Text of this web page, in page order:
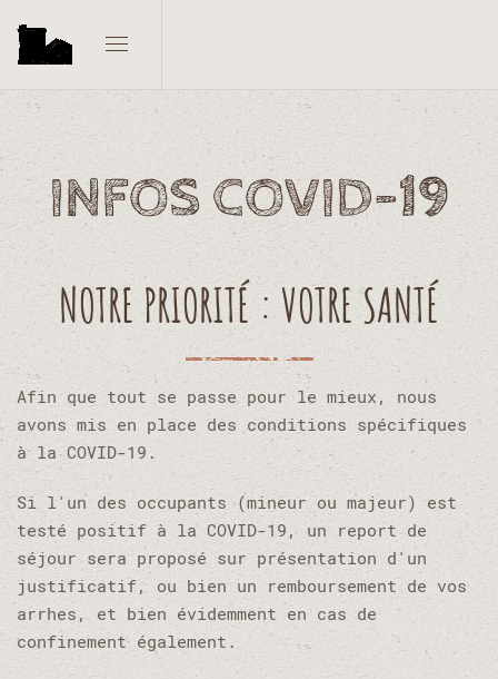
INFOS COVID-19
NOTRE PRIORITÉ : VOTRE SANTÉ
Afin que tout se passe pour le mieux, nous
avons mis en place des conditions spécifiques
à la COVID-19.
Si l'un des occupants (mineur ou majeur) est
testé positif à la COVID-19, un report de
séjour sera proposé sur présentation d'un
justificatif, ou bien un remboursement de vos
arrhes, et bien évidemment en cas de
confinement également.